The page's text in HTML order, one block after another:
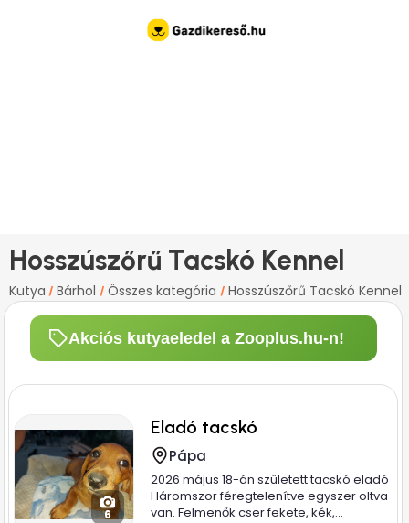
Hosszúszőrű Tacskó Kennel
Kutya / Bárhol / Összes kategória / Hosszúszőrű Tacskó Kennel
Akciós kutyaeledel a Zooplus.hu-n!
6
Eladó tacskó
Pápa
2026 május 18-án született tacskó eladó
Háromszor féregtelenítve egyszer oltva
van. Felmenők cser fekete, kék,...